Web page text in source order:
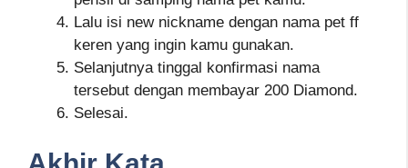
Lalu isi new nickname dengan nama pet ff
keren yang ingin kamu gunakan.
Selanjutnya tinggal konfirmasi nama
tersebut dengan membayar 200 Diamond.
Selesai.